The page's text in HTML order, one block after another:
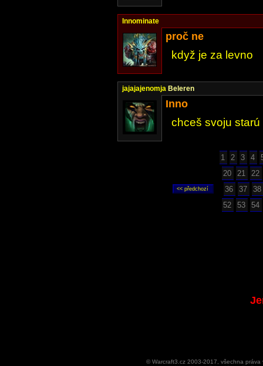
Innominate
proč ne
když je za levno
jajajajenomja Beleren
Inno
chceš svoju starú
1 2 3 4
20
21
22
36
37
38
52
53 54
© Warcraft3.cz 2003-2017, všechna